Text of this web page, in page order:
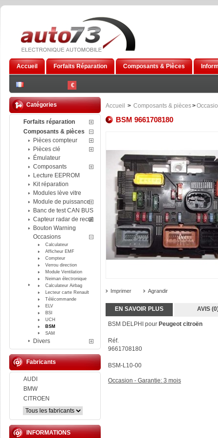
€
Accueil Forfaits Réparation Composants & Pièces
Catégories
Forfaits réparation
Composants & pièces
Pièces compteur
Pièces clé
Émulateur
Composants
Lecture EEPROM
Kit réparation
Modules lève vitre
Module de puissance
Banc de test CAN BUS
Capteur radar de recul
Bouton Warning
Occasions
Calculateur
Afficheur EMF
Compteur
Verrou direction
Module Ventilation
Neiman électronique
Calculateur Airbag
Lecteur carte Renault
Télécommande
ELV
BSI
UCH
BSM
SAM
Divers
Fabricants
AUDI
BMW
CITROEN
INFORMATIONS
Accueil > Composants & pièces>
BSM 9661708180
Imprimer Agrandir
EN SAVOIR PLUS AVIS
BSM DELPHI pour Peugeot citroën
Réf.
9661708180
BSM-L10-00
Occasion - Garantie: 3 mois